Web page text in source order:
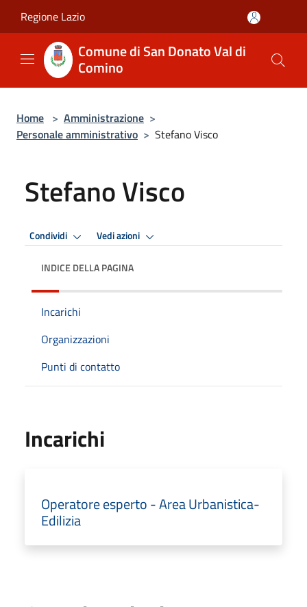
Regione Lazio
Comune di San Donato Val di
Comino
Home > Amministrazione >
Personale amministrativo > Stefano Visco
Stefano Visco
Condividi Vedi azioni
INDICE DELLA PAGINA
Incarichi
Organizzazioni
Punti di contatto
Incarichi
Operatore esperto - Area Urbanistica-
Edilizia